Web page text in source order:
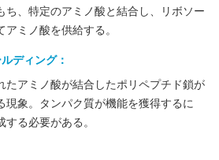
ち、特定のアミノ酸と結合し、リボソー
ミノ酸を供給する。
ディング：
たアミノ酸が結合したポリペプチド鎖が
現象。タンパク質が機能を獲得するに
る必要がある。